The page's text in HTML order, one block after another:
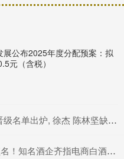
展公布2025年度分配预案：拟
元（含税）
, 徐杰 陈林坚缺席决赛让人意外!
酒企齐指电商白酒“货源复杂”